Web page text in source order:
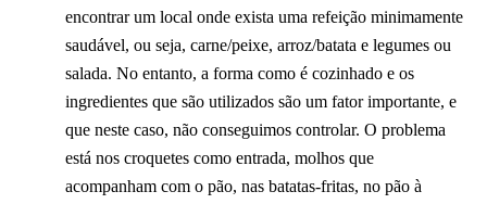
encontrar um local onde exista uma refeição minimamente
saudável, ou seja, carne/peixe, arroz/batata e legumes ou
salada. No entanto, a forma como é cozinhado e os
ingredientes que são utilizados são um fator importante, e
que neste caso, não conseguimos controlar. O problema
está nos croquetes como entrada, molhos que
acompanham com o pão, nas batatas-fritas, no pão à